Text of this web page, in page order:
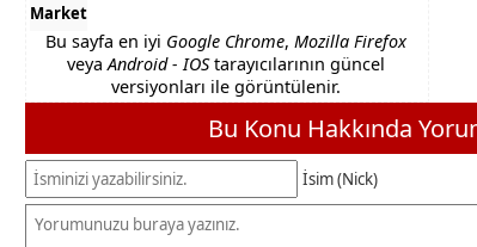
Market
Bu sayfa en iyi Google Chrome,Mozilla Firefox
veyaAndroid - IOStarayıcılarının güncel
versiyonları ile görüntülenir.
Bu Konu Hakkında
İsim (Nick)